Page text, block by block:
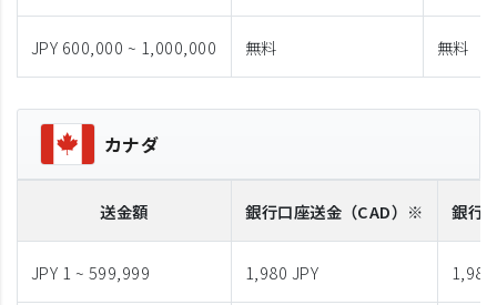
JPY 600,000 ~ 1,000,000 無料 無料
カナダ
送金額 銀行口座送金 （CAD）※ 銀行
JPY 1 ~ 599,999 1,980 JPY 1,980